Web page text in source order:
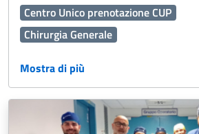
Centro Unico prenotazione CUP
Chirurgia Generale
Cure Palliative
Edilizia
Emergenza Sanitaria
Fascicolo Sanitario Elettronico FSE
Mostra di più